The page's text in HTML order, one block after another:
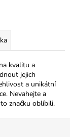
kvalitu a
jejich
a unikátní
Nevahejte a
značku oblíbili.